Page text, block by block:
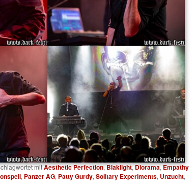
mitAesthetic Perfection,Blaklight,Diorama,Empathy
, Panzer AG, Patty Gurdy, Solitary Experiments, Unzucht,